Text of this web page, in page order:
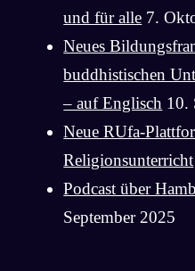
und für alle 7.
Neues
buddhistischen
– auf Englisch 10.
Neue RUfa-
Religionsunterricht
Podcast über
September 2025